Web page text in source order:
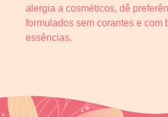
alergia a cosméticos, dê
formulados sem corantes e com
essências.